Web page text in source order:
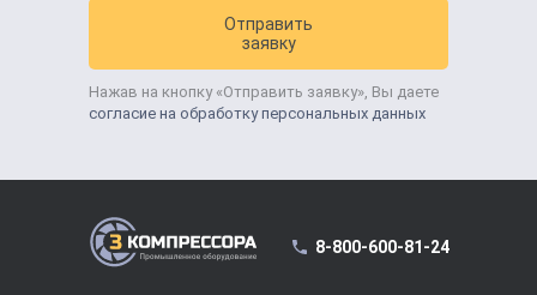
Отправить
заявку
Нажав на кнопку «Отправить заявку», Вы даете
согласие на обработку персональных данных
8-800-600-81-24